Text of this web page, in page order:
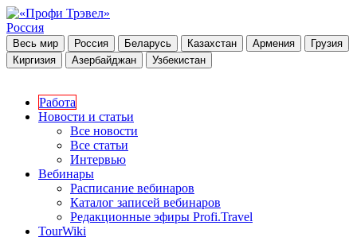
Россия
Весь мир Россия Беларусь Казахстан Армения
Грузия
Киргизия
Азербайджан Узбекистан
Работа
Новости и статьи
Все новости
Все статьи
Интервью
Вебинары
Расписание вебинаров
Каталог записей вебинаров
Редакционные эфиры Profi.Travel
TourWiki